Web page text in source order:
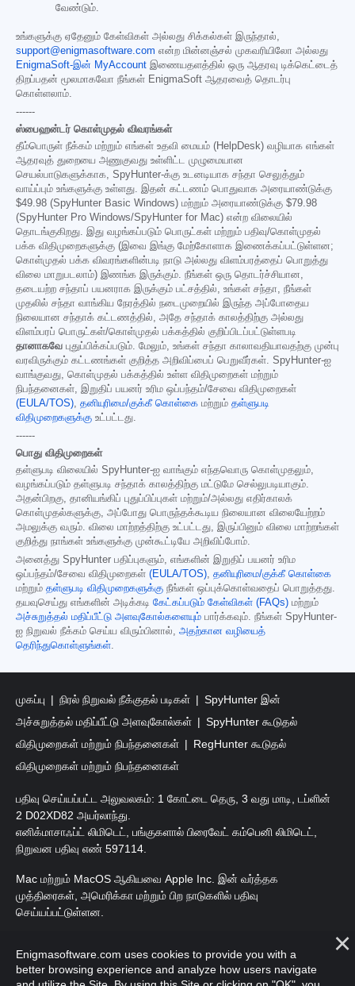
வேண்டும்.
உங்களுக்கு ஏதேனும் கேள்விகள் அல்லது சிக்கல்கள் இருந்தால்,
support@enigmasoftware.com என்ற மின்னஞ்சல் முகவரியிலோ அல்லது
EnigmaSoft-இன் MyAccount இணையதளத்தில் ஒரு ஆதரவு டிக்கெட்டைத்
திறப்பதன் மூலமாகவோ நீங்கள் EnigmaSoft ஆதரவைத் தொடர்பு
கொள்ளலாம்.
------
ஸ்பைஹன்டர் கொள்முதல் விவரங்கள்
தீம்பொருள் நீக்கம் மற்றும் எங்கள் உதவி மையம் (HelpDesk) வழியாக எங்கள்
ஆதரவுத் துறையை அணுகுவது உள்ளிட்ட முழுமையான
செயல்பாடுகளுக்காக, SpyHunter-க்கு உடனடியாக சந்தா செலுத்தும்
வாய்ப்பும் உங்களுக்கு உள்ளது. இதன் கட்டணம் பொதுவாக அரையாண்டுக்கு
$49.98 (SpyHunter Basic Windows) மற்றும் அரையாண்டுக்கு $79.98
(SpyHunter Pro Windows/SpyHunter for Mac) என்ற விலையில்
தொடங்குகிறது. இது வழங்கப்படும் பொருட்கள் மற்றும் பதிவு/கொள்முதல்
பக்க விதிமுறைகளுக்கு (இவை இங்கு மேற்கோளாக இணைக்கப்பட்டுள்ளன;
கொள்முதல் பக்க விவரங்களின்படி நாடு அல்லது விளம்பரத்தைப் பொறுத்து
விலை மாறுபடலாம்) இணங்க இருக்கும். நீங்கள் ஒரு தொடர்ச்சியான,
தடையற்ற சந்தாப் பயனராக இருக்கும் பட்சத்தில், உங்கள் சந்தா, நீங்கள்
முதலில் சந்தா வாங்கிய நேரத்தில் நடைமுறையில் இருந்த அப்போதைய
நிலையான சந்தாக் கட்டணத்தில், அதே சந்தாக் காலத்திற்கு அல்லது
விளம்பரப் பொருட்கள்/கொள்முதல் பக்கத்தில் குறிப்பிடப்பட்டுள்ளபடி
தானாகவே புதுப்பிக்கப்படும். மேலும், உங்கள் சந்தா காலாவதியாவதற்கு முன்பு
வரவிருக்கும் கட்டணங்கள் குறித்த அறிவிப்பைப் பெறுவீர்கள். SpyHunter-ஐ
வாங்குவது, கொள்முதல் பக்கத்தில் உள்ள விதிமுறைகள் மற்றும்
நிபந்தனைகள், இறுதிப் பயனர் உரிம ஒப்பந்தம்/சேவை விதிமுறைகள்
(EULA/TOS), தனியுரிமை/குக்கீ கொள்கை மற்றும் தள்ளுபடி
விதிமுறைகளுக்கு உட்பட்டது.
------
பொது விதிமுறைகள்
தள்ளுபடி விலையில் SpyHunter-ஐ வாங்கும் எந்தவொரு கொள்முதலும்,
வழங்கப்படும் தள்ளுபடி சந்தாக் காலத்திற்கு மட்டுமே செல்லுபடியாகும்.
அதன்பிறகு, தானியங்கிப் புதுப்பிப்புகள் மற்றும்/அல்லது எதிர்காலக்
கொள்முதல்களுக்கு, அப்போது பொருந்தக்கூடிய நிலையான விலையேற்றம்
அமலுக்கு வரும். விலை மாற்றத்திற்கு உட்பட்டது, இருப்பினும் விலை மாற்றங்கள்
குறித்து நாங்கள் உங்களுக்கு முன்கூட்டியே அறிவிப்போம்.
அனைத்து SpyHunter பதிப்புகளும், எங்களின் இறுதிப் பயனர் உரிம
ஒப்பந்தம்/சேவை விதிமுறைகள் (EULA/TOS), தனியுரிமை/குக்கீ கொள்கை
மற்றும் தள்ளுபடி விதிமுறைகளுக்கு நீங்கள் ஒப்புக்கொள்வதைப் பொறுத்தது.
தயவுசெய்து எங்களின் அடிக்கடி கேட்கப்படும் கேள்விகள் (FAQs) மற்றும்
அச்சுறுத்தல் மதிப்பீட்டு அளவுகோல்களையும் பார்க்கவும். நீங்கள் SpyHunter-
ஐ நிறுவல் நீக்கம் செய்ய விரும்பினால், அதற்கான வழியைத்
தெரிந்துகொள்ளுங்கள்.
முகப்பு நிரல் நிறுவல் நீக்குதல் படிகள்
SpyHunter இன்
அச்சுறுத்தல் மதிப்பீட்டு அளவுகோல்கள்
SpyHunter கூடுதல்
விதிமுறைகள் மற்றும் நிபந்தனைகள்
RegHunter கூடுதல்
விதிமுறைகள் மற்றும் நிபந்தனைகள்
பதிவு செய்யப்பட்ட அலுவலகம்: 1 கோட்டை தெரு, 3 வது மாடி, டப்ளின்
2 D02XD82 அயர்லாந்து.
எனிக்மாசாஃப்ட் லிமிடெட், பங்குகளால் பிரைவேட் கம்பெனி லிமிடெட்,
நிறுவன பதிவு எண் 597114.
Mac மற்றும் MacOS ஆகியவை Apple Inc. இன் வர்த்தக
முத்திரைகள், அமெரிக்கா மற்றும் பிற நாடுகளில் பதிவு
செய்யப்பட்டுள்ளன.
உரிமைகளும் பாதுகாக்கப்பட்டவை.
Enigmasoftware.com uses cookies to provide you with a
better browsing experience and analyze how users navigate